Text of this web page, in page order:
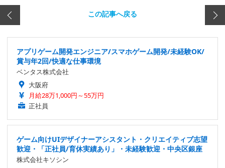
この記事へ戻る
アプリゲーム開発エンジニア/スマホゲーム開発/未経験OK/
賞与年2回/快適な仕事環境
ベンタス株式会社
大阪府
月給28万1,000円～55万円
正社員
ゲーム向けUIデザイナーアシスタント・クリエイティブ志望
歓迎・「正社員/育休実績あり」・未経験歓迎・中央区銀座
株式会社キソシン